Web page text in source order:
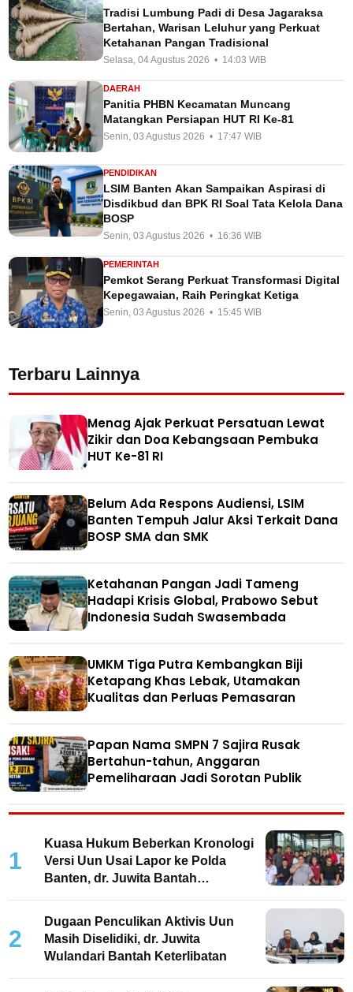
Tradisi Lumbung Padi di Desa Jagaraksa
Bertahan, Warisan Leluhur yang Perkuat
Ketahanan Pangan Tradisional
Selasa, 04 Agustus 2026 • 14:03 WIB
DAERAH
Panitia PHBN Kecamatan Muncang
Matangkan Persiapan HUT RI Ke-81
Senin, 03 Agustus 2026 • 17:47 WIB
PENDIDIKAN
LSIM Banten Akan Sampaikan Aspirasi di
Disdikbud dan BPK RI Soal Tata Kelola Dana
BOSP
Senin, 03 Agustus 2026 • 16:36 WIB
PEMERINTAH
Pemkot Serang Perkuat Transformasi Digital
Kepegawaian, Raih Peringkat Ketiga
Senin, 03 Agustus 2026 • 15:45 WIB
Terbaru Lainnya
Menag Ajak Perkuat Persatuan Lewat
Zikir dan Doa Kebangsaan Pembuka
HUT Ke-81 RI
Belum Ada Respons Audiensi, LSIM
Banten Tempuh Jalur Aksi Terkait Dana
BOSP SMA dan SMK
Ketahanan Pangan Jadi Tameng
Hadapi Krisis Global, Prabowo Sebut
Indonesia Sudah Swasembada
UMKM Tiga Putra Kembangkan Biji
Ketapang Khas Lebak, Utamakan
Kualitas dan Perluas Pemasaran
Papan Nama SMPN 7 Sajira Rusak
Bertahun-tahun, Anggaran
Pemeliharaan Jadi Sorotan Publik
1
Kuasa Hukum Beberkan Kronologi
Versi Uun Usai Lapor ke Polda
Banten, dr. Juwita Bantah
2
Dugaan Penculikan Aktivis Uun
Masih Diselidiki, dr. Juwita
Wulandari Bantah Keterlibatan